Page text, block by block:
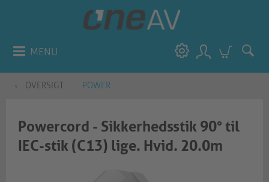
MENU
OVERSIGT POWER
Powercord - Sikkerhedsstik 90° til
IEC-stik (C13) lige. Hvid. 20.0m